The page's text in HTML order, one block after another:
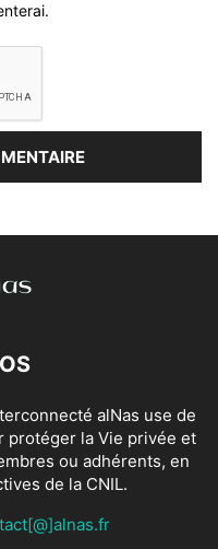
alNas use de
protéger la Vie privée et
ou adhérents, en
de la CNIL.